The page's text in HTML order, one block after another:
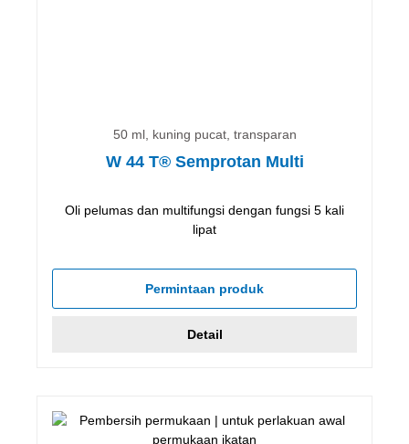
50 ml, kuning pucat, transparan
W 44 T® Semprotan Multi
Oli pelumas dan multifungsi dengan fungsi 5 kali
lipat
Permintaan produk
Detail